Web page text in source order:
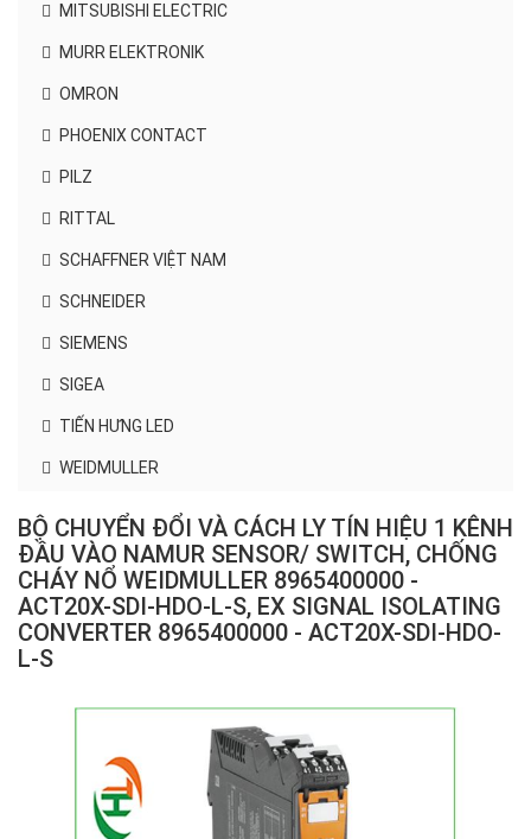
MITSUBISHI ELECTRIC
MURR ELEKTRONIK
OMRON
PHOENIX CONTACT
PILZ
RITTAL
SCHAFFNER VIỆT NAM
SCHNEIDER
SIEMENS
SIGEA
TIẾN HƯNG LED
WEIDMULLER
BỘ CHUYỂN ĐỔI VÀ CÁCH LY TÍN HIỆU 1 KÊNH
ĐẦU VÀO NAMUR SENSOR/ SWITCH, CHỐNG
CHÁY NỔ WEIDMULLER 8965400000 -
ACT20X-SDI-HDO-L-S, EX SIGNAL ISOLATING
CONVERTER 8965400000 - ACT20X-SDI-HDO-
L-S